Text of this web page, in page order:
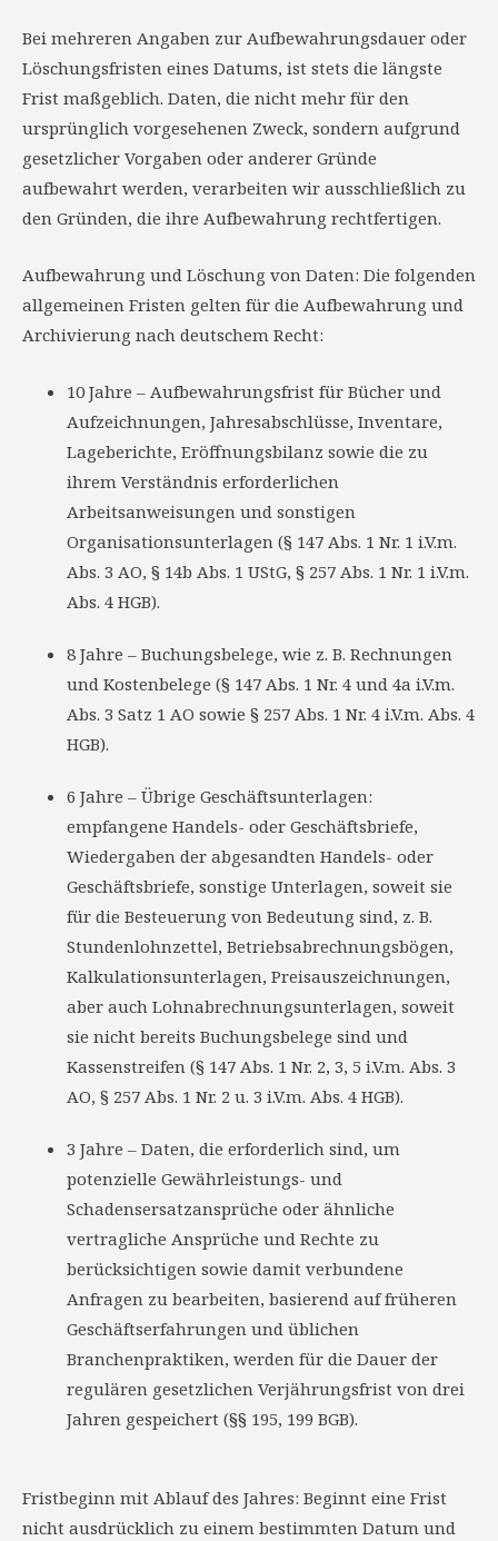
Bei mehreren Angaben zur Aufbewahrungsdauer oder
Löschungsfristen eines Datums, ist stets die längste
Frist maßgeblich. Daten, die nicht mehr für den
ursprünglich vorgesehenen Zweck, sondern aufgrund
gesetzlicher Vorgaben oder anderer Gründe
aufbewahrt werden, verarbeiten wir ausschließlich zu
den Gründen, die ihre Aufbewahrung rechtfertigen.
Aufbewahrung und Löschung von Daten: Die folgenden
allgemeinen Fristen gelten für die Aufbewahrung und
Archivierung nach deutschem Recht:
10 Jahre – Aufbewahrungsfrist für Bücher und
Aufzeichnungen, Jahresabschlüsse, Inventare,
Lageberichte, Eröffnungsbilanz sowie die zu
ihrem Verständnis erforderlichen
Arbeitsanweisungen und sonstigen
Organisationsunterlagen (§ 147 Abs. 1 Nr. 1 i.V.m.
Abs. 3 AO, § 14b Abs. 1 UStG, § 257 Abs. 1 Nr. 1 i.V.m.
Abs. 4 HGB).
8 Jahre – Buchungsbelege, wie z. B. Rechnungen
und Kostenbelege (§ 147 Abs. 1 Nr. 4 und 4a i.V.m.
Abs. 3 Satz 1 AO sowie § 257 Abs. 1 Nr. 4 i.V.m. Abs. 4
HGB).
6 Jahre – Übrige Geschäftsunterlagen:
empfangene Handels- oder Geschäftsbriefe,
Wiedergaben der abgesandten Handels- oder
Geschäftsbriefe, sonstige Unterlagen, soweit sie
für die Besteuerung von Bedeutung sind, z. B.
Stundenlohnzettel, Betriebsabrechnungsbögen,
Kalkulationsunterlagen, Preisauszeichnungen,
aber auch Lohnabrechnungsunterlagen, soweit
sie nicht bereits Buchungsbelege sind und
Kassenstreifen (§ 147 Abs. 1 Nr. 2, 3, 5 i.V.m. Abs. 3
AO, § 257 Abs. 1 Nr. 2 u. 3 i.V.m. Abs. 4 HGB).
3 Jahre – Daten, die erforderlich sind, um
potenzielle Gewährleistungs- und
Schadensersatzansprüche oder ähnliche
vertragliche Ansprüche und Rechte zu
berücksichtigen sowie damit verbundene
Anfragen zu bearbeiten, basierend auf früheren
Geschäftserfahrungen und üblichen
Branchenpraktiken, werden für die Dauer der
regulären gesetzlichen Verjährungsfrist von drei
Jahren gespeichert (§§ 195, 199 BGB).
Fristbeginn mit Ablauf des Jahres: Beginnt eine Frist
nicht ausdrücklich zu einem bestimmten Datum und